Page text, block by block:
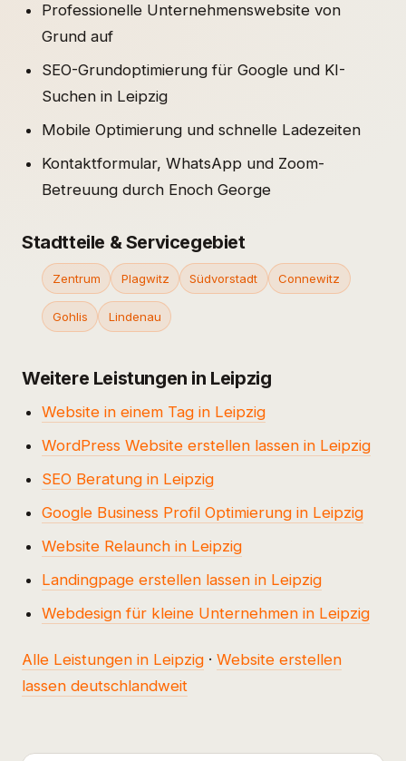
Professionelle Unternehmenswebsite von
Grund auf
SEO-Grundoptimierung für Google und KI-
Suchen in Leipzig
Mobile Optimierung und schnelle Ladezeiten
Kontaktformular, WhatsApp und Zoom-
Betreuung durch Enoch George
Stadtteile & Servicegebiet
Zentrum Plagwitz Südvorstadt Connewitz
Gohlis Lindenau
Weitere Leistungen in Leipzig
Website in einem Tag in Leipzig
WordPress Website erstellen lassen in Leipzig
SEO Beratung in Leipzig
Google Business Profil Optimierung in Leipzig
Website Relaunch in Leipzig
Landingpage erstellen lassen in Leipzig
Webdesign für kleine Unternehmen in Leipzig
Alle Leistungen in Leipzig · Website erstellen
lassen deutschlandweit